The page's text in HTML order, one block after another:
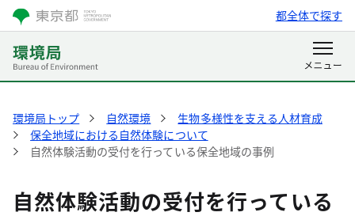
都全体で探す
環境局トップ 自然環境
生物多様性を支える人材育成
保全地域における自然体験について
自然体験活動の受付を行っている保全地域の事例
自然体験活動の受付を行っている